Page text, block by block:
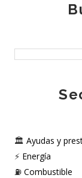
🏛️ Ayudas y
⚡ Energía
⛽ Combustible